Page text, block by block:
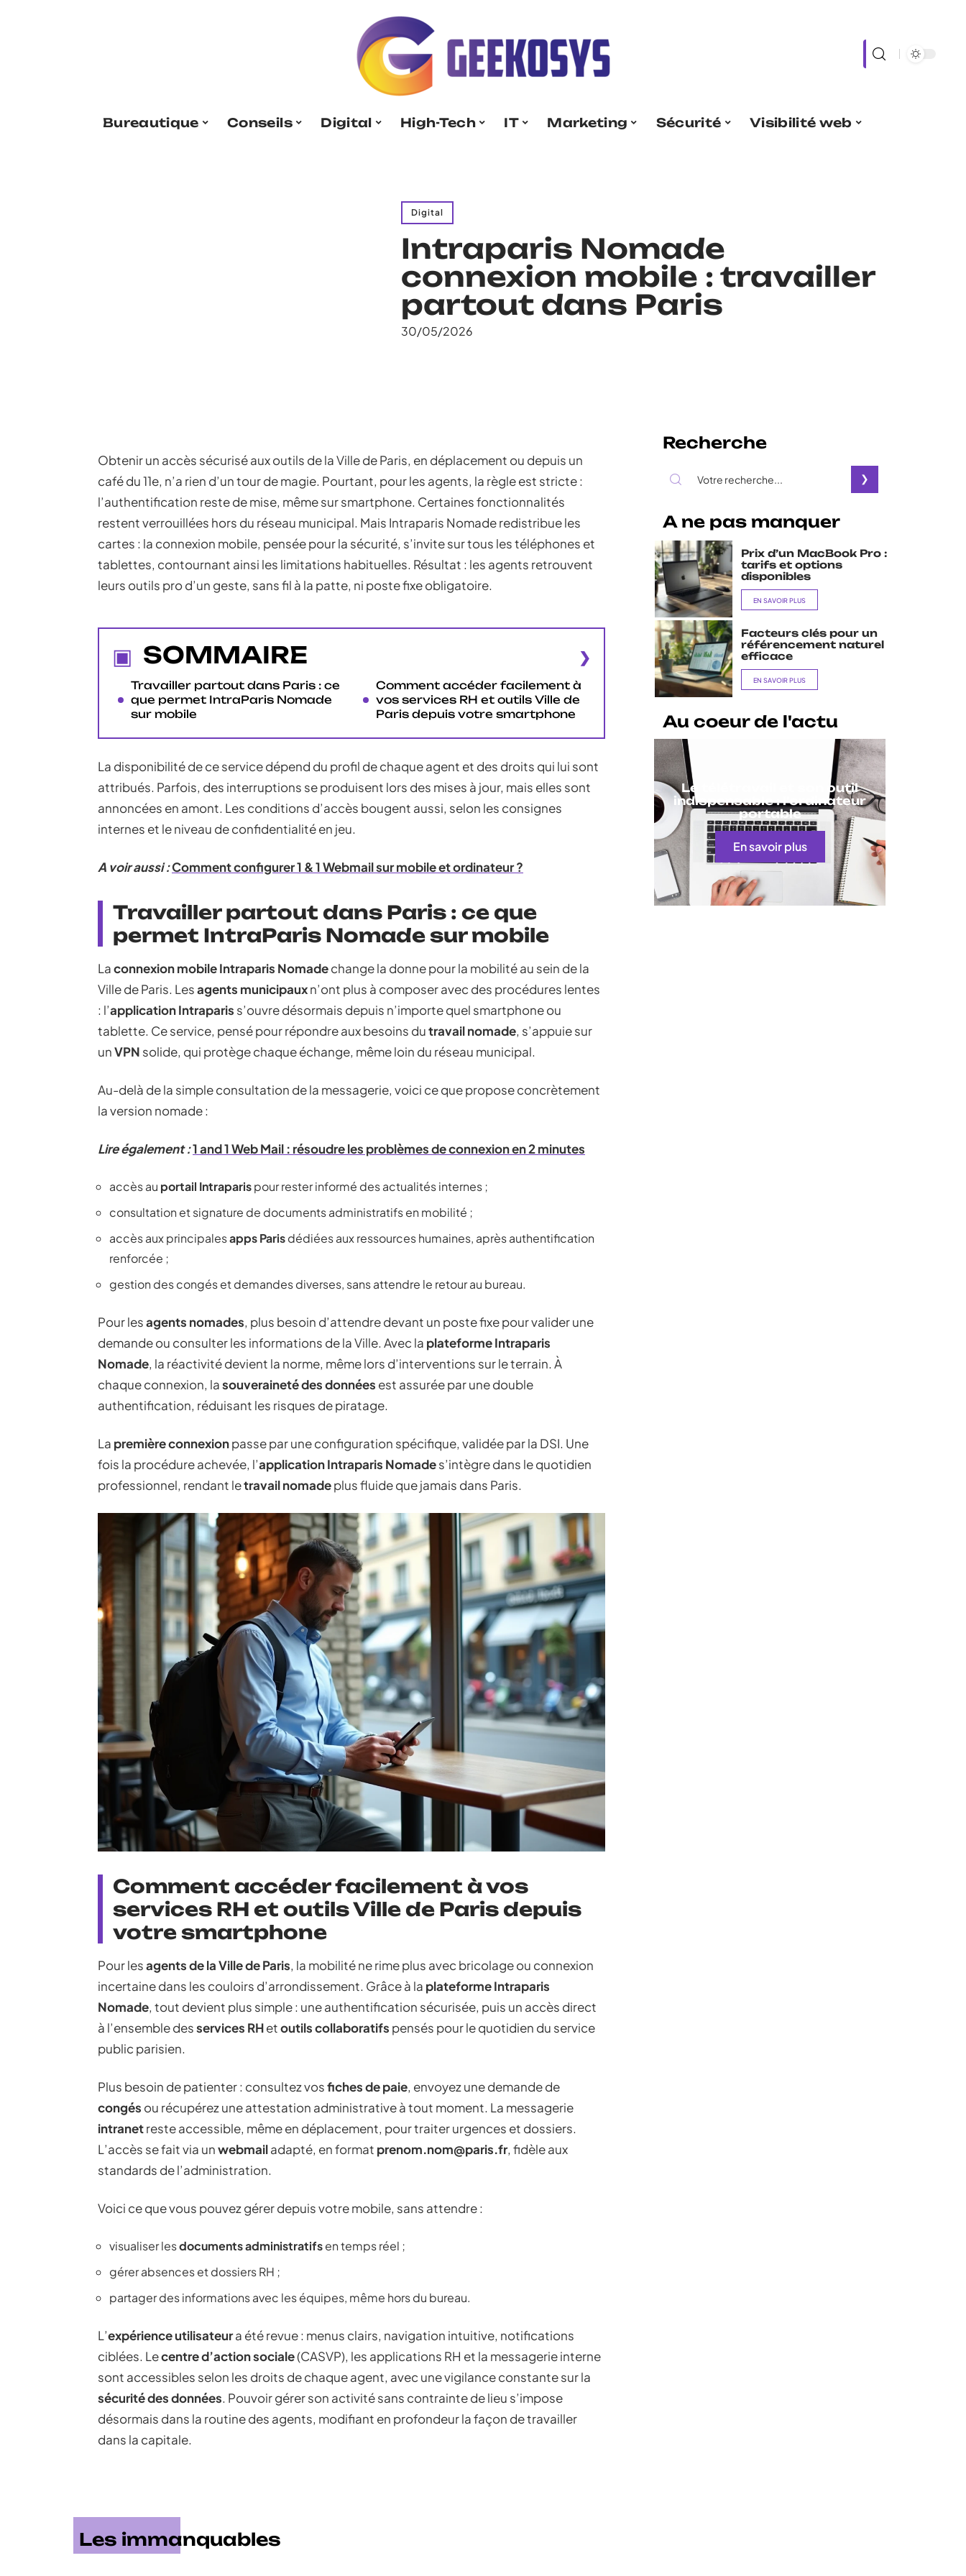
Bureautique Conseils Digital High-Tech IT Marketing Sécurité Visibilité web
Digital
Intraparis Nomade
connexion mobile : travailler
partout dans Paris
30/05/2026
Obtenir un accès sécurisé aux outils de la Ville de Paris, en déplacement ou depuis un
café du 11e, n’a rien d’un tour de magie. Pourtant, pour les agents, la règle est stricte :
l’authentification reste de mise, même sur smartphone. Certaines fonctionnalités
restent verrouillées hors du réseau municipal. Mais Intraparis Nomade redistribue les
cartes : la connexion mobile, pensée pour la sécurité, s’invite sur tous les téléphones et
tablettes, contournant ainsi les limitations habituelles. Résultat : les agents retrouvent
leurs outils pro d’un geste, sans fil à la patte, ni poste fixe obligatoire.
SOMMAIRE
Travailler partout dans Paris : ce
que permet IntraParis Nomade
sur mobile
Comment accéder facilement à
vos services RH et outils Ville de
Paris depuis votre smartphone
La disponibilité de ce service dépend du profil de chaque agent et des droits qui lui sont
attribués. Parfois, des interruptions se produisent lors des mises à jour, mais elles sont
annoncées en amont. Les conditions d’accès bougent aussi, selon les consignes
internes et le niveau de confidentialité en jeu.
A voir aussi :Comment configurer 1 & 1 Webmail sur mobile et ordinateur ?
Travailler partout dans Paris : ce que
permet IntraParis Nomade sur mobile
Laconnexion mobile Intraparis Nomadechange la donne pour la mobilité au sein de la
Ville de Paris. Lesagents municipauxn’ont plus à composer avec des procédures lentes
: l’application Intraparis s’ouvre désormais depuis n’importe quel smartphone ou
tablette. Ce service, pensé pour répondre aux besoins dutravail nomade, s’appuie sur
unVPN solide, qui protège chaque échange, même loin du réseau municipal.
Au-delà de la simple consultation de la messagerie, voici ce que propose concrètement
la version nomade :
Lire également :1 and 1 Web Mail : résoudre les problèmes de connexion en 2 minutes
accès au portail Intraparispour rester informé des actualités internes ;
consultation et signature de documents administratifs en mobilité ;
accès aux principalesapps Parisdédiées aux ressources humaines, après authentification
renforcée ;
gestion des congés et demandes diverses, sans attendre le retour au bureau.
Pour lesagents nomades, plus besoin d’attendre devant un poste fixe pour valider une
demande ou consulter les informations de la Ville. Avec la plateforme Intraparis
Nomade, la réactivité devient la norme, même lors d’interventions sur le terrain. À
chaque connexion, lasouveraineté des données est assurée par une double
authentification, réduisant les risques de piratage.
La première connexionpasse par une configuration spécifique, validée par la DSI. Une
fois la procédure achevée, l’application Intraparis Nomades’intègre dans le quotidien
professionnel, rendant letravail nomadeplus fluide que jamais dans Paris.
Comment accéder facilement à vos
services RH et outils Ville de Paris depuis
votre smartphone
Pour lesagents de la Ville de Paris, la mobilité ne rime plus avec bricolage ou connexion
incertaine dans les couloirs d’arrondissement. Grâce à la plateforme Intraparis
Nomade, tout devient plus simple : une authentification sécurisée, puis un accès direct
à l’ensemble desservices RHetoutils collaboratifs pensés pour le quotidien du service
public parisien.
Plus besoin de patienter : consultez vosfiches de paie, envoyez une demande de
congés ou récupérez une attestation administrative à tout moment. La messagerie
intranetreste accessible, même en déplacement, pour traiter urgences et dossiers.
L’accès se fait via unwebmailadapté, en format prenom.nom@paris.fr, fidèle aux
standards de l’administration.
Voici ce que vous pouvez gérer depuis votre mobile, sans attendre :
visualiser lesdocuments administratifsen temps réel ;
gérer absences et dossiers RH ;
partager des informations avec les équipes, même hors du bureau.
L’expérience utilisateura été revue : menus clairs, navigation intuitive, notifications
ciblées. Lecentre d’action sociale(CASVP), les applications RH et la messagerie interne
sont accessibles selon les droits de chaque agent, avec une vigilance constante sur la
sécurité des données. Pouvoir gérer son activité sans contrainte de lieu s’impose
désormais dans la routine des agents, modifiant en profondeur la façon de travailler
dans la capitale.
Les immanquables
Recherche
A ne pas manquer
Prix d’un MacBook Pro :
tarifs et options
disponibles
EN SAVOIR PLUS
Facteurs clés pour un
référencement naturel
efficace
EN SAVOIR PLUS
Au coeur de l'actu
Le télétravail et son outil
indispensable : l’ordinateur
portable
En savoir plus